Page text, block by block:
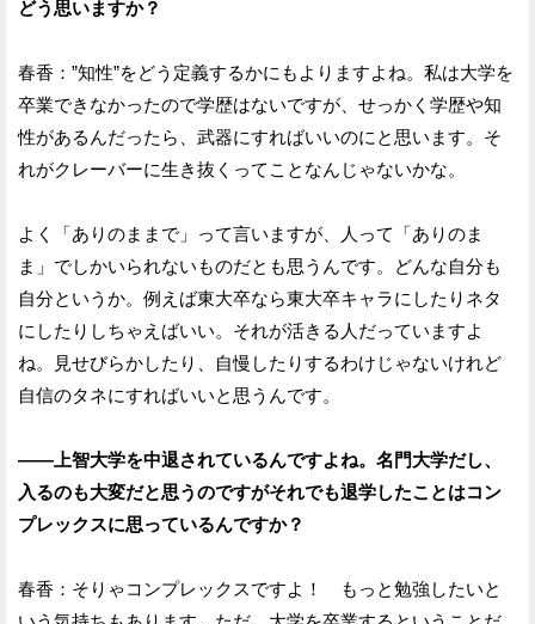
どう思いますか？
春香：”知性”をどう定義するかにもよりますよね。私は大学を
卒業できなかったので学歴はないですが、せっかく学歴や知
性があるんだったら、武器にすればいいのにと思います。そ
れがクレーバーに生き抜くってことなんじゃないかな。
よく「ありのままで」って言いますが、人って「ありのま
ま」でしかいられないものだとも思うんです。どんな自分も
自分というか。例えば東大卒なら東大卒キャラにしたりネタ
にしたりしちゃえばいい。それが活きる人だっていますよ
ね。見せびらかしたり、自慢したりするわけじゃないけれど
自信のタネにすればいいと思うんです。
——上智大学を中退されているんですよね。名門大学だし、
入るのも大変だと思うのですがそれでも退学したことはコン
プレックスに思っているんですか？
春香：そりゃコンプレックスですよ！ もっと勉強したいと